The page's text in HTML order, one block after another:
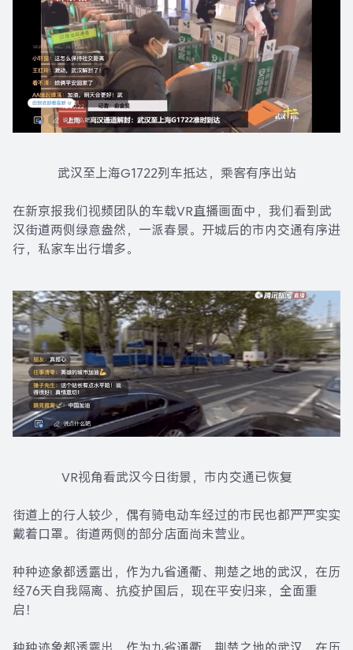
武汉至上海G1722列车抵达，乘客有序出站
在新京报我们视频团队的车载VR直播画面中，我们看到武
汉街道两侧绿意盎然，一派春景。开城后的市内交通有序进
行，私家车出行增多。
VR视角看武汉今日街景，市内交通已恢复
街道上的行人较少，偶有骑电动车经过的市民也都严严实实
戴着口罩。街道两侧的部分店面尚未营业。
种种迹象都透露出，作为九省通衢、荆楚之地的武汉，在历
经76天自我隔离、抗疫护国后，现在平安归来，全面重
启！